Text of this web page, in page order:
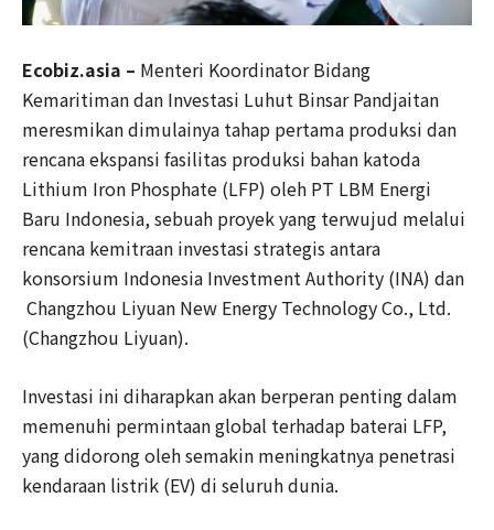
Ecobiz.asia – Menteri Koordinator Bidang
Kemaritiman dan Investasi Luhut Binsar Pandjaitan
meresmikan dimulainya tahap pertama produksi dan
rencana ekspansi fasilitas produksi bahan katoda
Lithium Iron Phosphate (LFP) oleh PT LBM Energi
Baru Indonesia, sebuah proyek yang terwujud melalui
rencana kemitraan investasi strategis antara
konsorsium Indonesia Investment Authority (INA) dan
Changzhou Liyuan New Energy Technology Co., Ltd.
(Changzhou Liyuan).
Investasi ini diharapkan akan berperan penting dalam
memenuhi permintaan global terhadap baterai LFP,
yang didorong oleh semakin meningkatnya penetrasi
kendaraan listrik (EV) di seluruh dunia.